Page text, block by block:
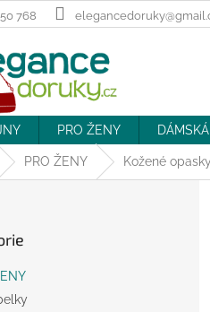
768
PRO ŽENY
PRO ŽENY Kožené opasky